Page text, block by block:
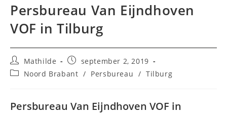
Persbureau Van Eijndhoven
VOF in Tilburg
Bericht
auteur:
Mathilde
Bericht
gepubliceerd
op:
september 2, 2019
Berichtcategorie:
Noord Brabant / Persbureau / Tilburg
Persbureau Van Eijndhoven VOF in